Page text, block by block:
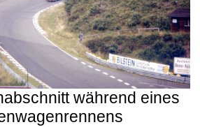
während eines